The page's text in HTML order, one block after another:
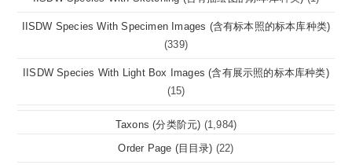
IISDW Species With Specimen Images (含有标本照的标本库种类)
(339)
IISDW Species With Light Box Images (含有展示照的标本库种类)
(15)
Taxons (分类阶元) (1,984)
Order Page (目目录) (22)